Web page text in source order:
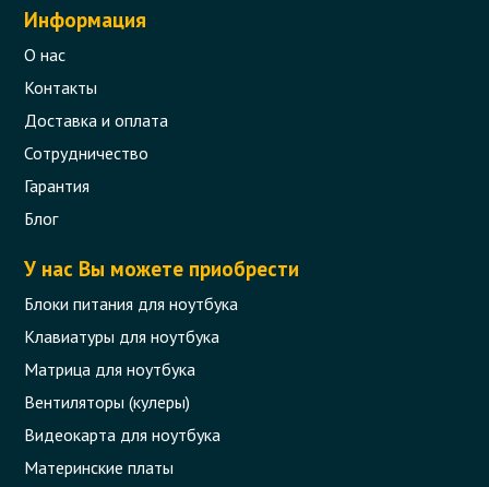
Информация
О нас
Контакты
Доставка и оплата
Сотрудничество
Гарантия
Блог
У нас Вы можете приобрести
Блоки питания для ноутбука
Клавиатуры для ноутбука
Матрица для ноутбука
Вентиляторы (кулеры)
Видеокарта для ноутбука
Материнские платы